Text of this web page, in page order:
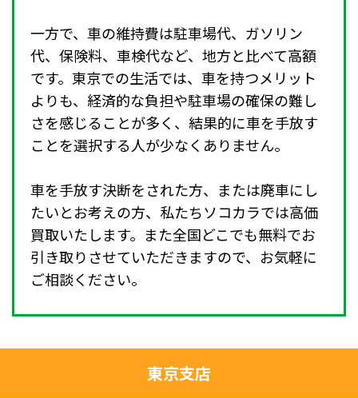
一方で、車の維持費は駐車場代、ガソリン
代、保険料、車検代など、地方と比べて高額
です。東京での生活では、車を持つメリット
よりも、経済的な負担や駐車場の確保の難し
さを感じることが多く、結果的に車を手放す
ことを選択する人が少なくありません。
車を手放す決断をされた方、または廃車にし
たいとお考えの方、私たちソコカラでは高価
買取いたします。また全国どこでも無料でお
引き取りさせていただきますので、お気軽に
ご相談ください。
東京支店